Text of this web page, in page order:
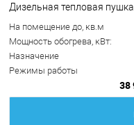
Дизельная тепловая
На помещение до, кв.м
Мощность обогрева, кВт:
Назначение
Режимы работы
38